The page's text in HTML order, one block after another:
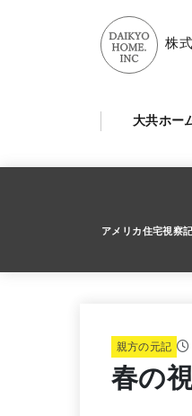
株
大共ホー
アメリカ住宅視察
親方の元記
春の